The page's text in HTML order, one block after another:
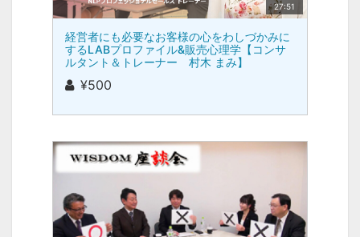
27:51
経営者にも必要なお客様の心をわしづかみに
するLABプロファイル&販売心理学【コンサ
ルタント＆トレーナー 村木 まみ】
¥500